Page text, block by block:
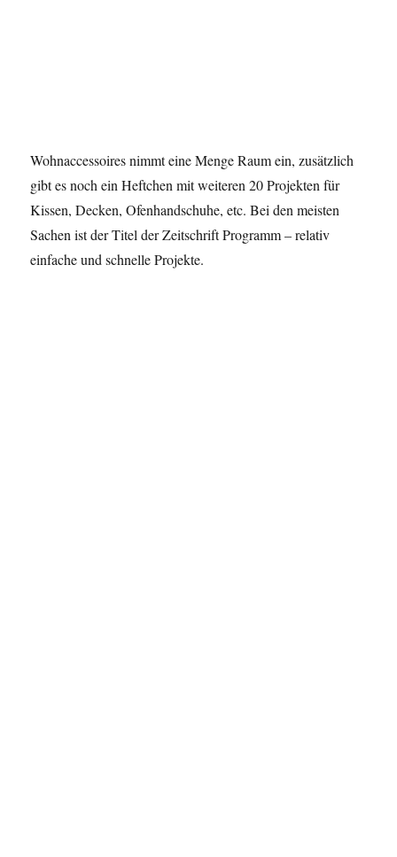
Wohnaccessoires nimmt eine Menge Raum ein, zusätzlich
gibt es noch ein Heftchen mit weiteren 20 Projekten für
Kissen, Decken, Ofenhandschuhe, etc. Bei den meisten
Sachen ist der Titel der Zeitschrift Programm – relativ
einfache und schnelle Projekte.